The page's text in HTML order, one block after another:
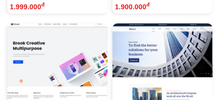
1.999.000đ
1.900.000đ